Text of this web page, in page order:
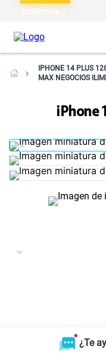
Empresas
IPHONE 14 PLUS
MAX NEGOCIOS
iPhone
¿Te